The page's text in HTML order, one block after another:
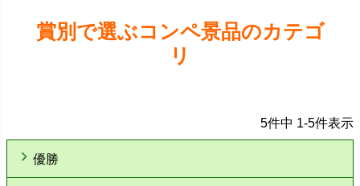
賞別で選ぶコンペ景品のカテゴ
リ
5件中 1-5件表示
優勝